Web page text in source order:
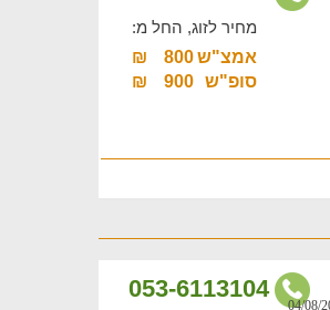
מחיר לזוג, החל מ:
אמצ"ש800
₪
סופ"ש
900
₪
053-6113104